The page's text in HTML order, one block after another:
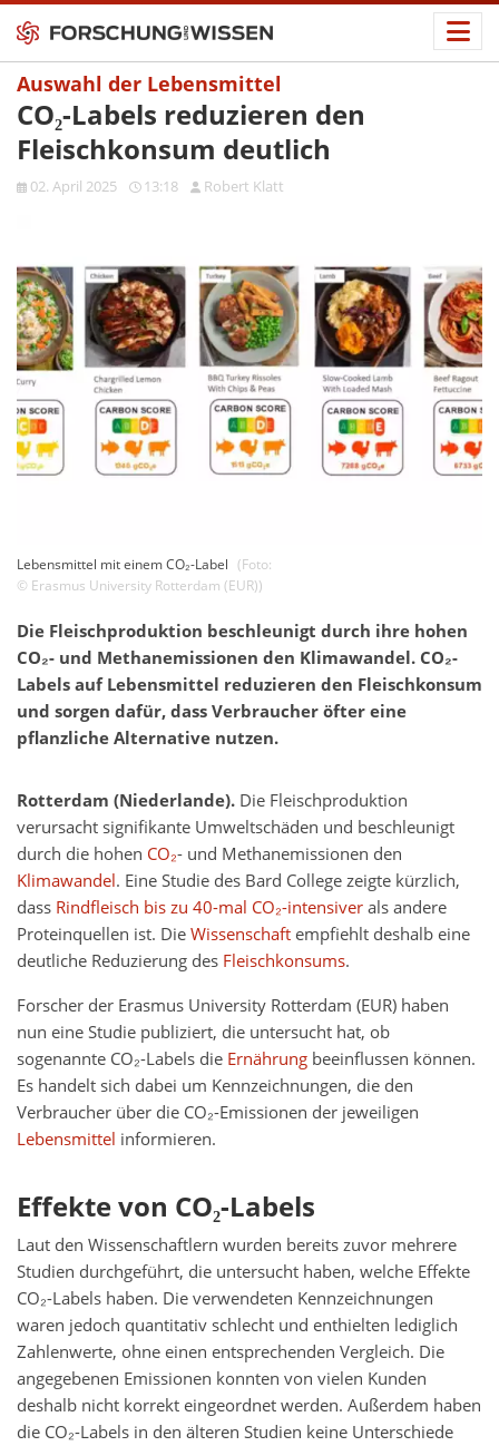
Auswahl der Lebensmittel
CO₂-Labels reduzieren den
Fleischkonsum deutlich
02. April 2025 13:18 Robert Klatt
Lebensmittel mit einem CO₂-Label (Foto:
© Erasmus University Rotterdam (EUR))
Die Fleischproduktion beschleunigt durch ihre hohen
CO₂- und Methanemissionen den Klimawandel. CO₂-
Labels auf Lebensmittel reduzieren den Fleischkonsum
und sorgen dafür, dass Verbraucher öfter eine
pflanzliche Alternative nutzen.
Rotterdam (Niederlande). Die Fleischproduktion
verursacht signifikante Umweltschäden und beschleunigt
durch die hohen CO₂- und Methanemissionen den
Klimawandel. Eine Studie des Bard College zeigte kürzlich,
dass Rindfleisch bis zu 40-mal CO₂-intensiverals andere
Proteinquellen ist. DieWissenschaft empfiehlt deshalb eine
deutliche Reduzierung des Fleischkonsums.
Forscher der Erasmus University Rotterdam (EUR) haben
nun eine Studie publiziert, die untersucht hat, ob
sogenannte CO₂-Labels die Ernährung beeinflussen können.
Es handelt sich dabei um Kennzeichnungen, die den
Verbraucher über die CO₂-Emissionen der jeweiligen
Lebensmittel informieren.
Effekte von CO₂-Labels
Laut den Wissenschaftlern wurden bereits zuvor mehrere
Studien durchgeführt, die untersucht haben, welche Effekte
CO₂-Labels haben. Die verwendeten Kennzeichnungen
waren jedoch quantitativ schlecht und enthielten lediglich
Zahlenwerte, ohne einen entsprechenden Vergleich. Die
angegebenen Emissionen konnten von vielen Kunden
deshalb nicht korrekt eingeordnet werden. Außerdem haben
die CO₂-Labels in den älteren Studien keine Unterschiede